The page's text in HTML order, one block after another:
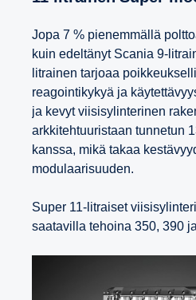
Jopa 7 % pienemmällä
kuin edeltänyt Scania 9-
litrainen tarjoaa
reagointikykyä ja
ja kevyt viisisylinterinen
arkkitehtuuristaan tunnetun
kanssa, mikä takaa
modulaarisuuden.
Super 11-litraiset
saatavilla tehoina 350, 390